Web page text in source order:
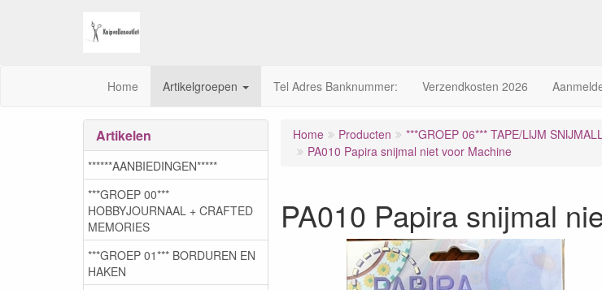
Home Artikelgroepen Tel Adres Banknummer: Verzendkosten 2026
Home Producten ***GROEP 06*** TAPE/LIJM
PA010 Papira snijmal niet voor Machine
PA010 Papira snijmal
Artikelen
******AANBIEDINGEN*****
***GROEP 00***
HOBBYJOURNAAL + CRAFTED
MEMORIES
***GROEP 01*** BORDUREN EN
HAKEN